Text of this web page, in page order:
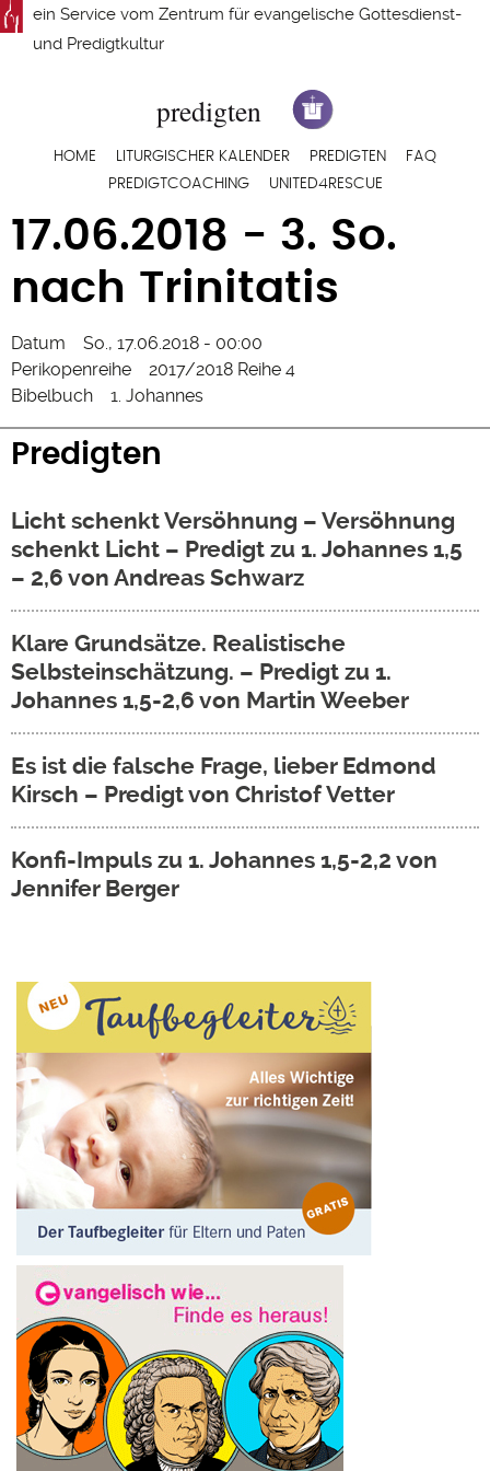
Direkt
zum
ein Service vom Zentrum für evangelische Gottesdienst-
und Predigtkultur
Hauptnavigation
HOME LITURGISCHER KALENDER PREDIGTEN
FAQ
PREDIGTCOACHING
UNITED4RESCUE
17.06.2018 - 3. So.
nach Trinitatis
Datum
So., 17.06.2018 - 00:00
Perikopenreihe
2017/2018 Reihe 4
Bibelbuch
1. Johannes
Predigten
Licht schenkt Versöhnung – Versöhnung
schenkt Licht – Predigt zu 1. Johannes 1,5
– 2,6 von Andreas Schwarz
Klare Grundsätze. Realistische
Selbsteinschätzung. – Predigt zu 1.
Johannes 1,5-2,6 von Martin Weeber
Es ist die falsche Frage, lieber Edmond
Kirsch – Predigt von Christof Vetter
Konfi-Impuls zu 1. Johannes 1,5-2,2 von
Jennifer Berger